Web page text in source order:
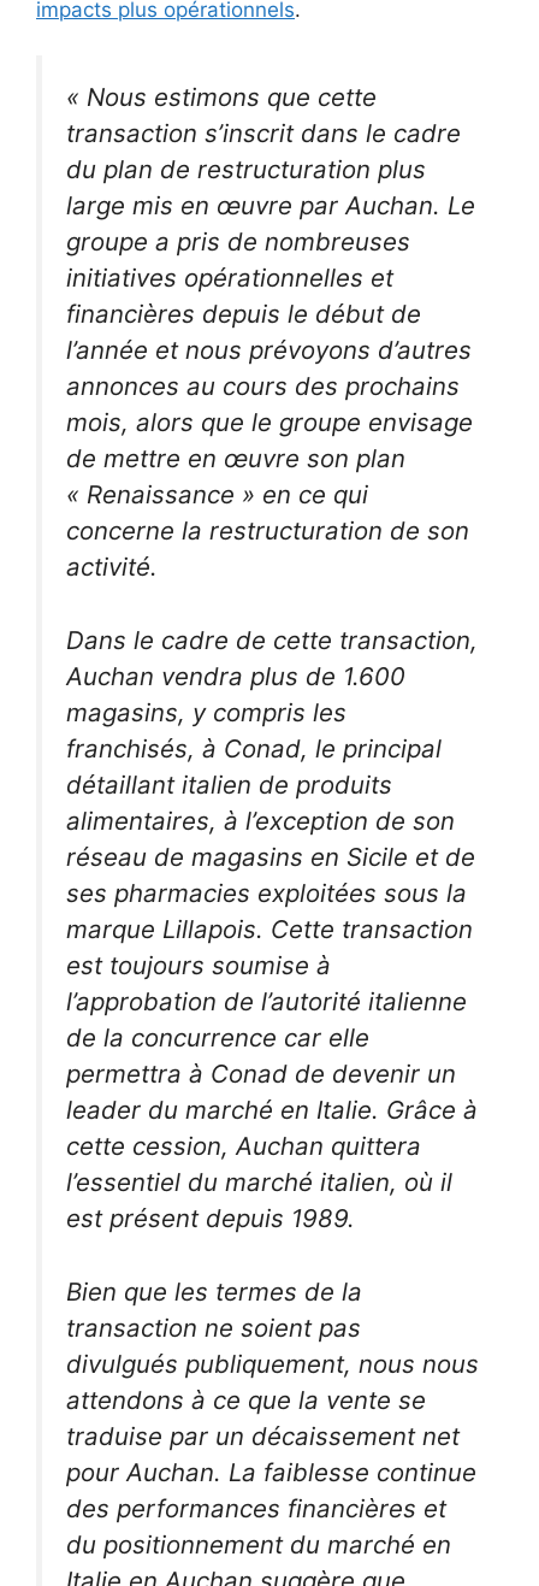
impacts plus opérationnels.
« Nous estimons que cette
transaction s’inscrit dans le cadre
du plan de restructuration plus
large mis en œuvre par Auchan. Le
groupe a pris de nombreuses
initiatives opérationnelles et
financières depuis le début de
l’année et nous prévoyons d’autres
annonces au cours des prochains
mois, alors que le groupe envisage
de mettre en œuvre son plan
« Renaissance » en ce qui
concerne la restructuration de son
activité.
Dans le cadre de cette transaction,
Auchan vendra plus de 1.600
magasins, y compris les
franchisés, à Conad, le principal
détaillant italien de produits
alimentaires, à l’exception de son
réseau de magasins en Sicile et de
ses pharmacies exploitées sous la
marque Lillapois. Cette transaction
est toujours soumise à
l’approbation de l’autorité italienne
de la concurrence car elle
permettra à Conad de devenir un
leader du marché en Italie. Grâce à
cette cession, Auchan quittera
l’essentiel du marché italien, où il
est présent depuis 1989.
Bien que les termes de la
transaction ne soient pas
divulgués publiquement, nous nous
attendons à ce que la vente se
traduise par un décaissement net
pour Auchan. La faiblesse continue
des performances financières et
du positionnement du marché en